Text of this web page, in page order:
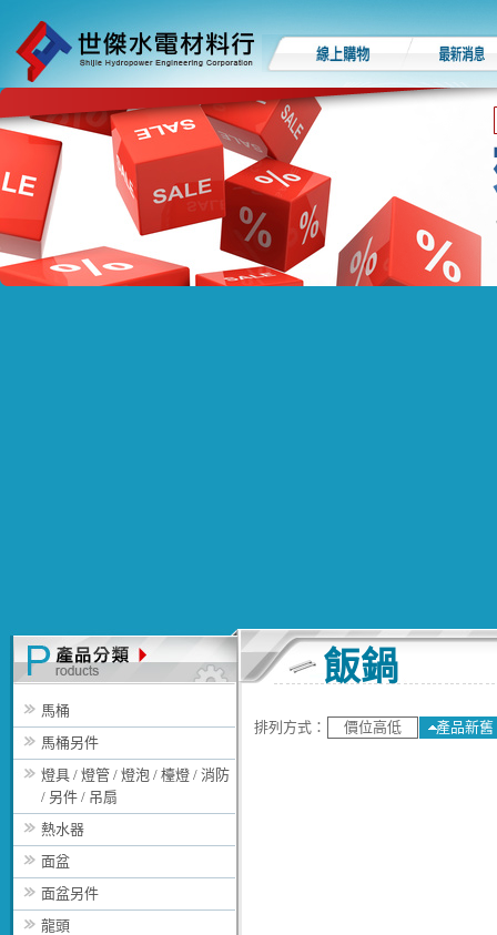
馬桶
馬桶另件
燈具 / 燈管 / 燈泡 / 檯燈 / 消防
/ 另件 / 吊扇
熱水器
面盆
面盆另件
龍頭
飯鍋
排列方式： 價位高低 產品新舊